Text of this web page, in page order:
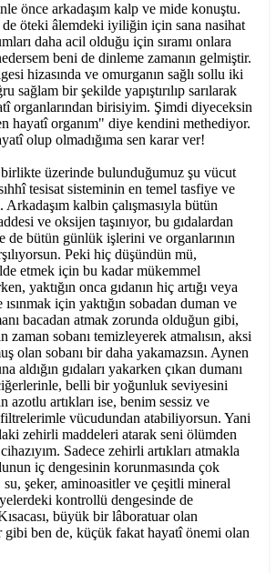
önce arkadaşım kalp ve mide konuştu.
öteki âlemdeki iyiliğin için sana nasihat
daha acil olduğu için sıramı onlara
beni de dinleme zamanın gelmiştir.
hizasında ve omurganın sağlı sollu iki
sağlam bir şekilde yapıştırılıp sarılarak
organlarından birisiyim. Şimdi diyeceksin
hayatî organım" diye kendini methediyor.
olup olmadığıma sen karar ver!
üzerinde bulunduğumuz şu vücut
tesisat sisteminin en temel tasfiye ve
Arkadaşım kalbin çalışmasıyla bütün
ve oksijen taşınıyor, bu gıdalardan
de bütün günlük işlerini ve organlarının
Peki hiç düşündün mü,
etmek için bu kadar mükemmel
yaktığın onca gıdanın hiç artığı veya
için yaktığın sobadan duman ve
bacadan atmak zorunda olduğun gibi,
zaman sobanı temizleyerek atmalısın, aksi
olan sobanı bir daha yakamazsın. Aynen
aldığın gıdaları yakarken çıkan dumanı
belli bir yoğunluk seviyesini
azotlu artıkları ise, benim sessiz ve
vücudundan atabiliyorsun. Yani
zehirli maddeleri atarak seni ölümden
Sadece zehirli artıkları atmakla
iç dengesinin korunmasında çok
şeker, aminoasitler ve çeşitli mineral
kontrollü dengesinde de
büyük bir lâboratuar olan
gibi ben de, küçük fakat hayatî önemi olan